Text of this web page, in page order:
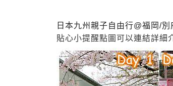
日本九州親子自由行@福岡/
貼心小提醒點圖可以連結詳細